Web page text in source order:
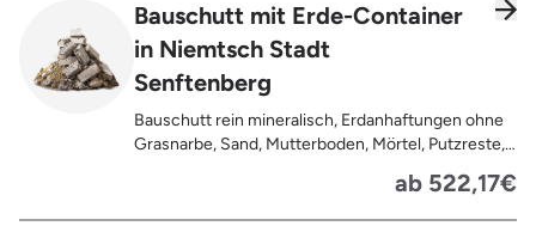
Bauschutt mit Erde-Container
in Niemtsch Stadt
Senftenberg
Bauschutt rein mineralisch, Erdanhaftungen ohne
Grasnarbe, Sand, Mutterboden, Mörtel, Putzreste,
ab 522,17€